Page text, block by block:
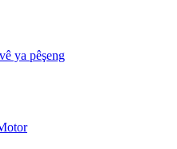
ya pêşeng